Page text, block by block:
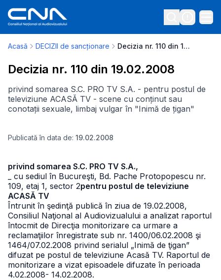
Acasă DECIZII de sancționare Decizia nr. 110 din 19.02.2008
Decizia nr. 110 din 19.02.2008
privind somarea S.C. PRO TV S.A. - pentru postul de
televiziune ACASĂ TV - scene cu conținut sau
conotații sexuale, limbaj vulgar în "Inimă de țigan"
Publicată în data de: 19.02.2008
privind somarea S.C. PRO TV S.A.,
_ cu sediul în Bucureşti, Bd. Pache Protopopescu nr.
109, etaj 1, sector 2pentru postul de televiziune
ACASĂ TV
Întrunit în şedinţă publică în ziua de 19.02.2008,
Consiliul Naţional al Audiovizualului a analizat raportul
întocmit de Direcţia monitorizare ca urmare a
reclamaţiilor înregistrate sub nr. 1400/06.02.2008 şi
1464/07.02.2008 privind serialul „Inimă de ţigan”
difuzat pe postul de televiziune Acasă TV. Raportul de
monitorizare a vizat episoadele difuzate în perioada
4.02.2008- 14.02.2008.